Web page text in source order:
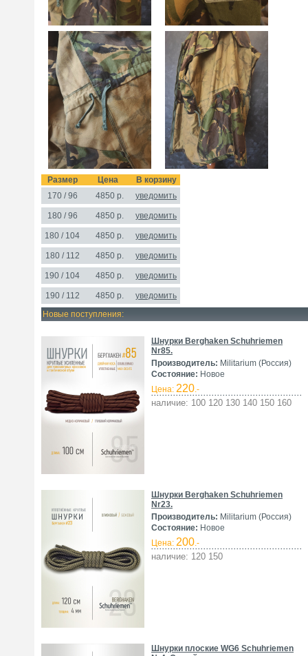
Размер Цена
В корзину
170 / 96
4850р. уведомить
180 / 96 4850 р. уведомить
180 / 104 4850 р. уведомить
180 / 112 4850 р. уведомить
190 / 104 4850 р. уведомить
190 / 112 4850 р.
уведомить
Новые поступления:
Шнурки Berghaken Schuhriemen
Nr85.
Производитель: Militarium (Россия)
Состояние: Новое
Цена: 220.-
наличие: 100 120 130 140 150 160
Шнурки Berghaken Schuhriemen
Nr23.
Производитель: Militarium (Россия)
Состояние: Новое
Цена: 200.-
наличие: 120 150
Шнурки плоские WG6 Schuhriemen